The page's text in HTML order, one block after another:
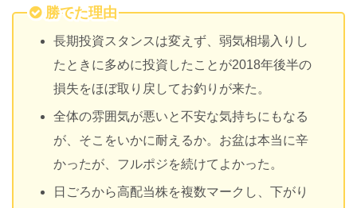
勝てた理由
長期投資スタンスは変えず、弱気相場入りし
たときに多めに投資したことが2018年後半の
損失をほぼ取り戻してお釣りが来た。
全体の雰囲気が悪いと不安な気持ちにもなる
が、そこをいかに耐えるか。お盆は本当に辛
かったが、フルポジを続けてよかった。
日ごろから高配当株を複数マークし、下がり